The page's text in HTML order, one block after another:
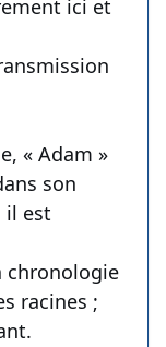
ici et
« Adam »
son
il est
chronologie
racines ;